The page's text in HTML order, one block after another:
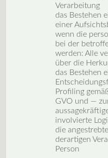
Verarbeitung
das Bestehen
einer
wenn die
bei der
werden: Alle
über die
das Bestehen
Profiling
GVO und —
involvierte
die
derartigen
Person